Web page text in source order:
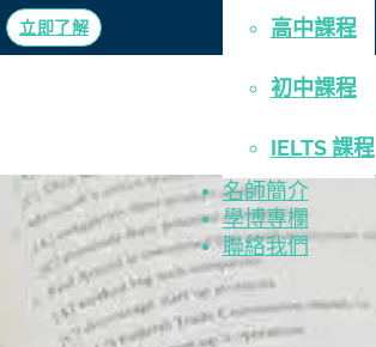
立即了解 高中課程
初中課程
IELTS 課程
名師簡介
學博專欄
聯絡我們